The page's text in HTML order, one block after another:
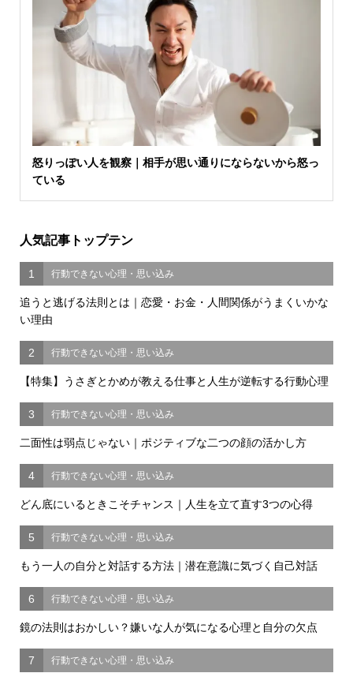
怒りっぽい人を観察｜相手が思い通りにならないから怒っ
ている
人気記事トップテン
1 行動できない心理・思い込み
追うと逃げる法則とは｜恋愛・お金・人間関係がうまくいかな
い理由
2 行動できない心理・思い込み
【特集】うさぎとかめが教える仕事と人生が逆転する行動心理
3 行動できない心理・思い込み
二面性は弱点じゃない｜ポジティブな二つの顔の活かし方
4 行動できない心理・思い込み
どん底にいるときこそチャンス｜人生を立て直す3つの心得
5 行動できない心理・思い込み
もう一人の自分と対話する方法｜潜在意識に気づく自己対話
6 行動できない心理・思い込み
鏡の法則はおかしい？嫌いな人が気になる心理と自分の欠点
7 行動できない心理・思い込み